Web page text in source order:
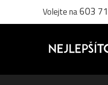
Volejte na603